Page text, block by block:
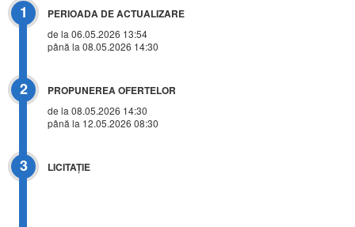
1 PERIOADA DE ACTUALIZARE
de la 06.05.2026 13:54
până la 08.05.2026 14:30
2 PROPUNEREA OFERTELOR
de la 08.05.2026 14:30
până la 12.05.2026 08:30
3 LICITAŢIE